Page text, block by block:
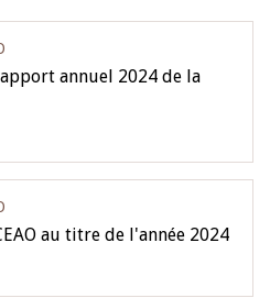
annuel 2024 de la
au titre de l'année 2024